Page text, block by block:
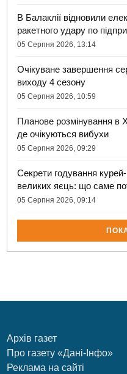
В Балаклії відновили
ракетного удару по
05 Серпня 2026, 13:14
Очікуване завершення
виходу 4 сезону
05 Серпня 2026, 10:59
Планове розмінування в
де очікуються вибухи
05 Серпня 2026, 09:29
Секрети годування
великих яєць: що саме
05 Серпня 2026, 09:14
Архів газет
Про газету «Дані-Інфо»
Реклама на сайті